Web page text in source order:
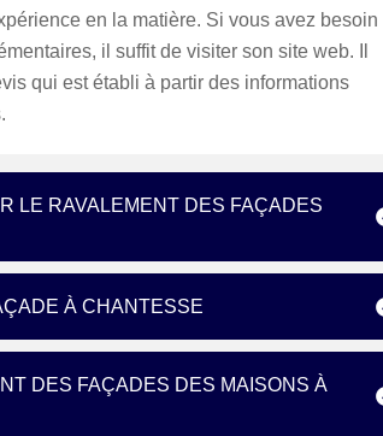
en la matière. Si vous avez besoin
il suffit de visiter son site web. Il
qui est établi à partir des informations
LE RAVALEMENT DES FAÇADES
À CHANTESSE
DES FAÇADES DES MAISONS À